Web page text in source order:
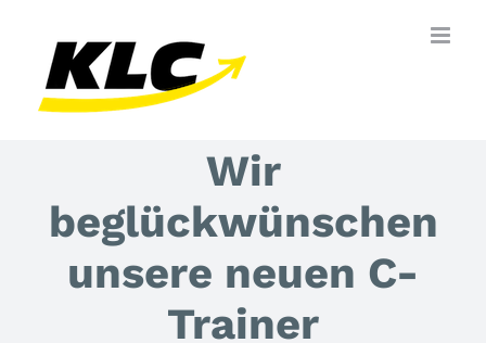
springen
Wir
beglückwünschen
unsere neuen C-
Trainer